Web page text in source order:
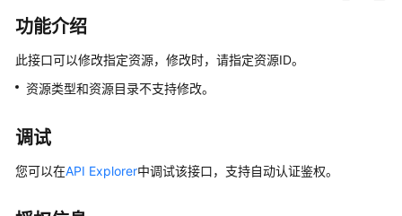
务
公
产
品
功能介绍
此接口可以修改指定资源，修改时，请指定资源ID。
资源类型和资源目录不支持修改。
调试
您可以在API Explorer中调试该接口，支持自动认证鉴权。